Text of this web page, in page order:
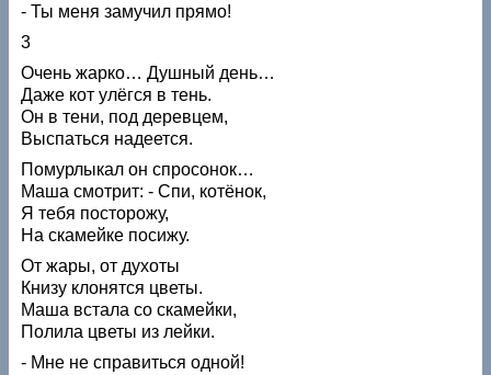
- Ты меня замучил прямо!
3
Очень жарко… Душный день…
Даже кот улёгся в тень.
Он в тени, под деревцем,
Выспаться надеется.
Помурлыкал он спросонок…
Маша смотрит: - Спи, котёнок,
Я тебя посторожу,
На скамейке посижу.
От жары, от духоты
Книзу клонятся цветы.
Маша встала со скамейки,
Полила цветы из лейки.
- Мне не справиться одной!